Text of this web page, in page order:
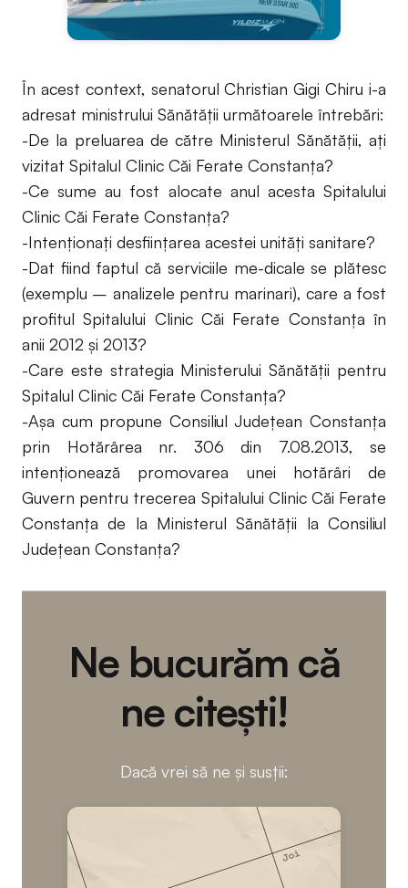
În acest context, senatorul Christian Gigi Chiru i-a
adresat ministrului Sănătăţii următoarele întrebări:
-De la preluarea de către Ministerul Sănătăţii, aţi
vizitat Spitalul Clinic Căi Ferate Constanţa?
-Ce sume au fost alocate anul acesta Spitalului
Clinic Căi Ferate Constanţa?
-Intenţionaţi desfiinţarea acestei unităţi sanitare?
-Dat fiind faptul că serviciile me-dicale se plătesc
(exemplu – analizele pentru marinari), care a fost
profitul Spitalului Clinic Căi Ferate Constanţa în
anii 2012 şi 2013?
-Care este strategia Ministerului Sănătăţii pentru
Spitalul Clinic Căi Ferate Constanţa?
-Aşa cum propune Consiliul Judeţean Constanţa
prin Hotărârea nr. 306 din 7.08.2013, se
intenţionează promovarea unei hotărâri de
Guvern pentru trecerea Spitalului Clinic Căi Ferate
Constanţa de la Ministerul Sănătăţii la Consiliul
Judeţean Constanţa?
Ne bucurăm că
ne citești!
Dacă vrei să ne și susții: